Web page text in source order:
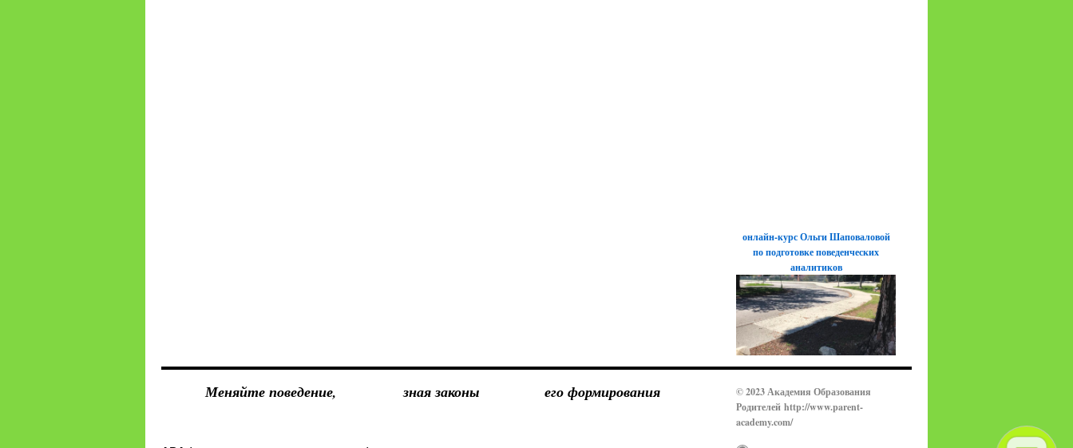
онлайн-курс Ольги Шаповаловой
по подготовке поведенческих
аналитиков
Меняйте поведение, зная законы его формирования
© 2023 Академия Образования
Родителей http://www.parent-
academy.com/